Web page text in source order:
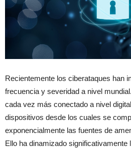
Recientemente los ciberataques han
frecuencia y severidad a nivel
cada vez más conectado a nivel
dispositivos desde los cuales se
exponencialmente las fuentes de
Ello ha dinamizado significativamente